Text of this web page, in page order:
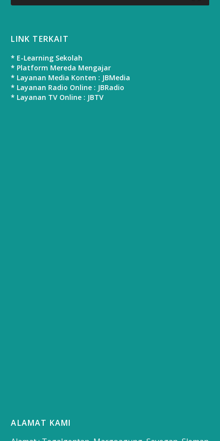
LINK TERKAIT
* E-Learning Sekolah
* Platform Mereda Mengajar
* Layanan Media Konten : JBMedia
* Layanan Radio Online : JBRadio
* Layanan TV Online : JBTV
ALAMAT KAMI